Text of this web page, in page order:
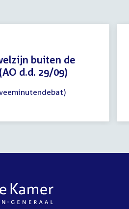
buiten de
d.d. 29/09)